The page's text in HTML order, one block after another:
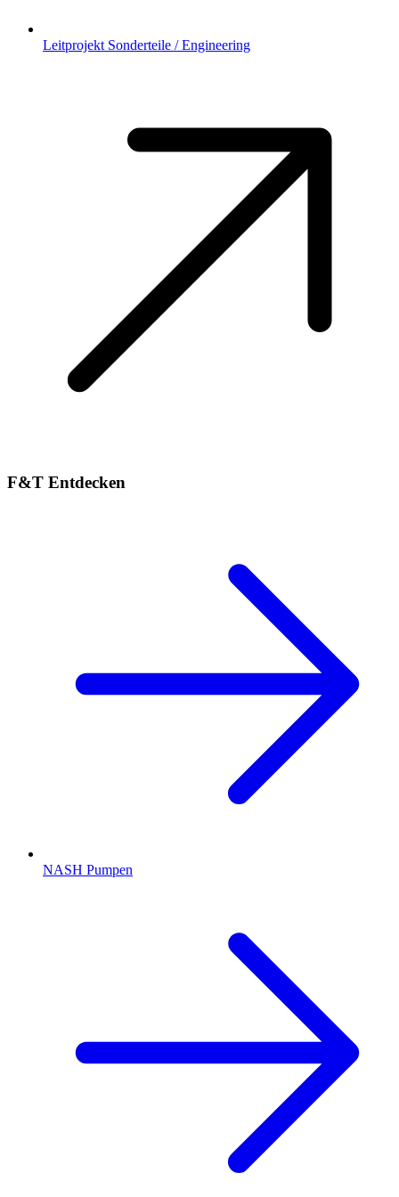
Leitprojekt Sonderteile / Engineering
F&T Entdecken
NASH Pumpen